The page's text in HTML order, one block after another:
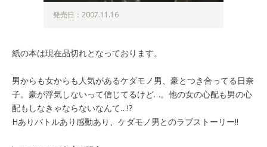
発売日：2007.11.16
紙の本は現在品切れとなっております。
男からも女からも人気があるケダモノ男、豪とつき合ってる日奈
子。豪が浮気しないって信じてるけど…。他の女の心配も男の心
配もしなきゃならないなんて…!?
Hありバトルあり感動あり、ケダモノ男とのラブストーリー!!